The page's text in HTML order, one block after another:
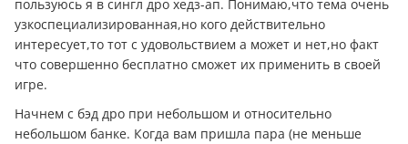
пользуюсь я в сингл дро хедз-ап. Понимаю,что тема очень
узкоспециализированная,но кого действительно
интересует,то тот с удовольствием а может и нет,но факт
что совершенно бесплатно сможет их применить в своей
игре.
Начнем с бэд дро при небольшом и относительно
небольшом банке. Когда вам пришла пара (не меньше